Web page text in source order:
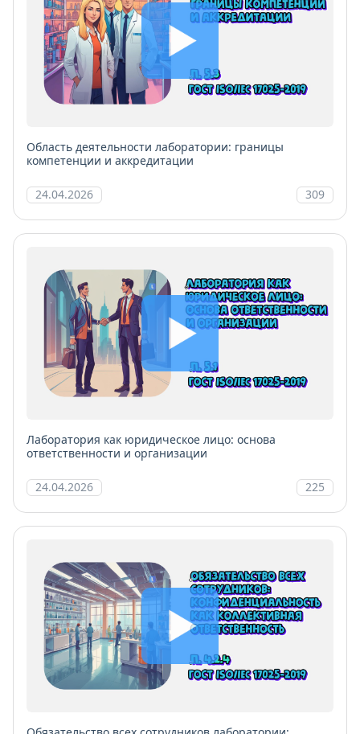
Область деятельности лаборатории: границы
компетенции и аккредитации
24.04.2026 309
Лаборатория как юридическое лицо: основа
ответственности и организации
24.04.2026 225